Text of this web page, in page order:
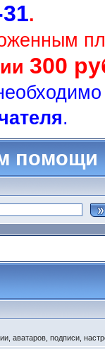
.
300
.
помощи
аватаров, подписи,